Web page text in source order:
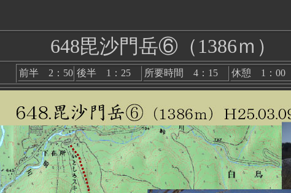
648毘沙門岳⑥（1386ｍ）
前半 2：50 後半 1：25 所要時間 4：15 休憩 1：00